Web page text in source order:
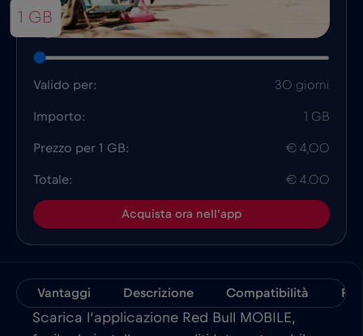
1 GB
Valido per: 30 giorni
Importo: 1 GB
Prezzo per 1 GB: € 4,00
Totale: € 4.00
Acquista ora nell'app
Vantaggi Descrizione Compatibilità
Scarica l’applicazione Red Bull MOBILE,